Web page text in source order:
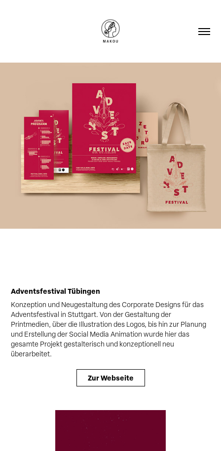
Adventsfestival Tübingen
Konzeption und Neugestaltung des Corporate Designs für das
Adventsfestival in Stuttgart. Von der Gestaltung der
Printmedien, über die Illustration des Logos, bis hin zur Planung
und Erstellung der Social Media Animation wurde hier das
gesamte Projekt gestalterisch und konzeptionell neu
überarbeitet.
Zur Webseite